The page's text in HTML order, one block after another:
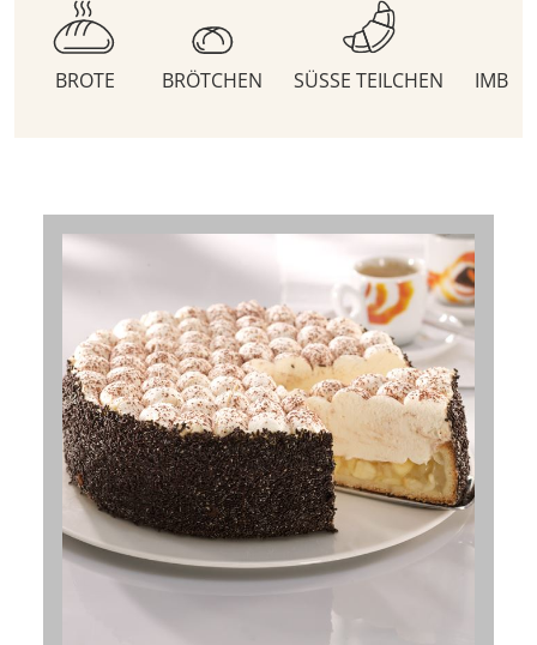
BROTE BRÖTCHEN SÜSSE TEILCHEN